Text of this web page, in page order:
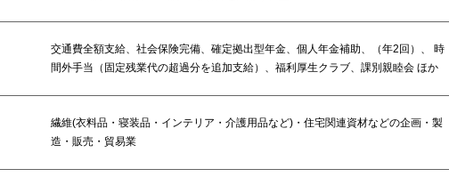
交通費全額支給、社会保険完備、確定拠出型年金、個人年金補助、（年2回）、 時
間外手当（固定残業代の超過分を追加支給）、福利厚生クラブ、課別親睦会 ほか
繊維(衣料品・寝装品・インテリア・介護用品など)・住宅関連資材などの企画・製
造・販売・貿易業